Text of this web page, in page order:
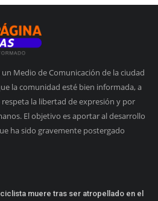
Medio de Comunicación de la ciudad
la comunidad esté bien informada, a
la libertad de expresión y por
El objetivo es aportar al desarrollo
ha sido gravemente postergado
muere tras ser atropellado en el